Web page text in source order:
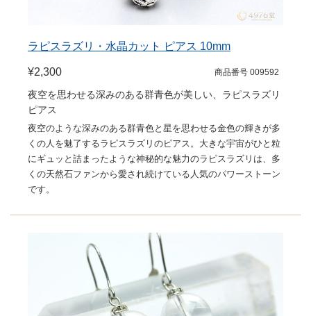
ラピスラズリ・水晶カット ピアス 10mm
¥2,300 商品番号 009592
夜空を思わせる深みのある群青色が美しい、ラピスラズリ
ピアス
夜空のような深みのある群青色と星を思わせる金色の輝きが多
くの人を魅了するラピスラズリのピアス。大きな宇宙がひと粒
にギュッと詰まったような神秘的な魅力のラピスラズリは、多
くの天然石ファンから愛され続けている人気のパワーストーン
です。